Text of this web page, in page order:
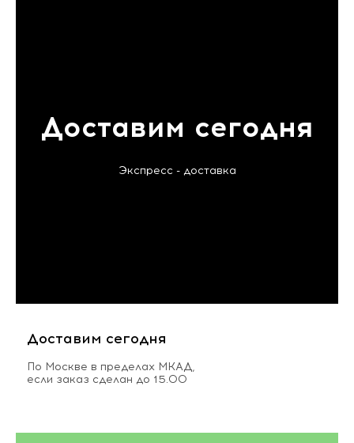
Доставим сегодня
Экспресс - доставка
Доставим сегодня
По Москве в пределах МКАД,
если заказ сделан до 15.00